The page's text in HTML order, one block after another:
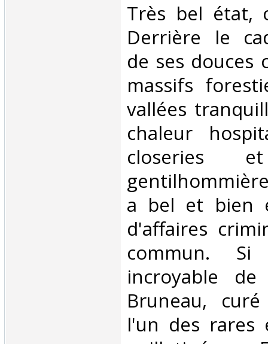
‎Très bel état,
Derrière le
de ses douces
massifs
vallées
chaleur
closeries
a bel et bien
d'affaires
commun.
incroyable
Bruneau,
l'un des rares